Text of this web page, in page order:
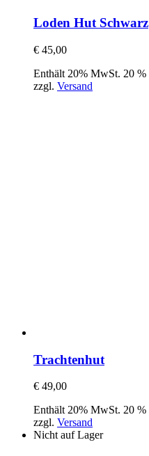
Loden Hut Schwarz
€ 45,00
Enthält 20% MwSt. 20 %
zzgl. Versand
Trachtenhut
€ 49,00
Enthält 20% MwSt. 20 %
zzgl. Versand
Nicht auf Lager